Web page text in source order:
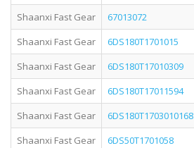
Shaanxi Fast Gear
67013072
Shaanxi Fast Gear
6DS180T1701015
Shaanxi Fast Gear
6DS180T17010309
Shaanxi Fast Gear
6DS180T17011594
Shaanxi Fast Gear
6DS180T1703010168
Shaanxi Fast Gear
6DS50T1701058